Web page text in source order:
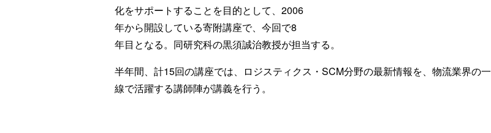
化をサポートすることを目的として、2006
年から開設している寄附講座で、今回で8
年目となる。同研究科の黒須誠治教授が担当する。
半年間、計15回の講座では、ロジスティクス・SCM分野の最新情報を、物流業界の一
線で活躍する講師陣が講義を行う。